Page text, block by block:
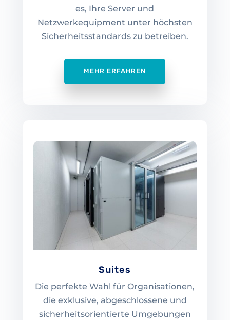
es, Ihre Server und
Netzwerkequipment unter höchsten
Sicherheitsstandards zu betreiben.
MEHR ERFAHREN
Suites
Die perfekte Wahl für Organisationen,
die exklusive, abgeschlossene und
sicherheitsorientierte Umgebungen